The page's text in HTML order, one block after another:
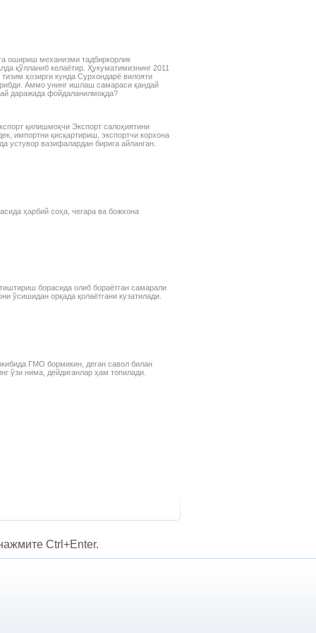
ошириш механизми тадбиркорлик
қўлланиб келаётир. Ҳукуматимизнинг 2011
ҳозирги кунда Сурхондарё вилояти
Аммо унинг ишлаш самараси қандай
даражада фойдаланилмоқда?
қилишмоқчи Экспорт салоҳиятини
импортни қисқартириш, экспортчи корхона
устувор вазифалардан бирига айланган.
ҳарбий соҳа, чегара ва божхона
борасида олиб бораётган самарали
ўсишидан орқада қолаётгани кузатилади.
ГМО бормикин, деган савол билан
ўзи нима, дейдиганлар ҳам топилади.
Ctrl+Enter.